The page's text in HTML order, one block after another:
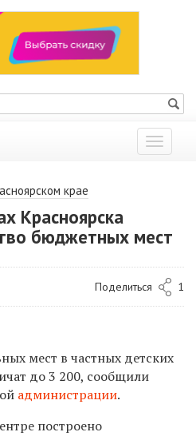
Показать
меню
крае
Красноярска
бюджетных мест
Поделиться 1
мест в частных детских
до 3 200, сообщили
администрации.
построено